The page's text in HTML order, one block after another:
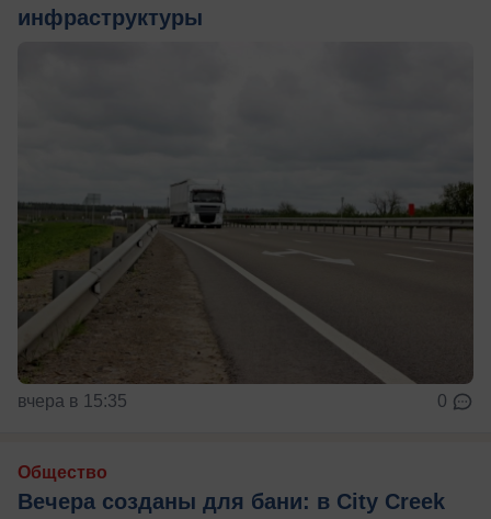
инфраструктуры
вчера в 15:35 0
Общество
Вечера созданы для бани: в City Creek